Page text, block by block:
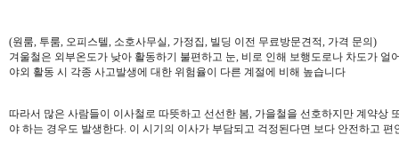
(원룸, 투룸, 오피스텔, 소호사무실, 가정집, 빌딩 이전 무료방문견적, 가격 문의)
겨울철은 외부온도가 낮아 활동하기 불편하고 눈, 비로 인해 보행도로나 차도가 얼
야외 활동 시 각종 사고발생에 대한 위험율이 다른 계절에 비해 높습니다
따라서 많은 사람들이 이사철로 따뜻하고 선선한 봄, 가을철을 선호하지만 계약상
야 하는 경우도 발생한다. 이 시기의 이사가 부담되고 걱정된다면 보다 안전하고